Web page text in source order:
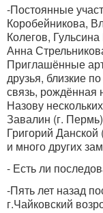
-Постоянные
Коробейникова,
Колегов,
Анна
Приглашённые
друзья, близкие
связь, рождённая
Назову
Завалин (г.
Григорий
и много других
- Есть ли
-Пять лет назад
г.Чайковский